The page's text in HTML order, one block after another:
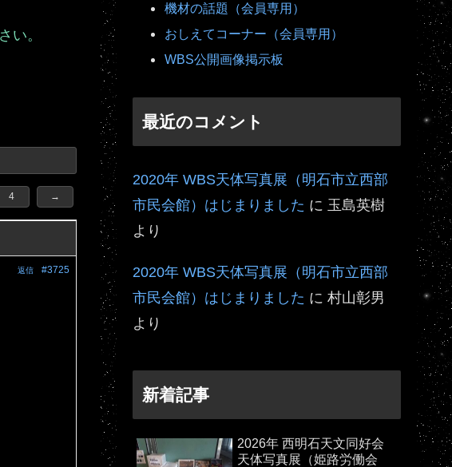
い。
4 →
#3725
返信
機材の話題（会員専用）
おしえてコーナー（会員専用）
WBS公開画像掲示板
最近のコメント
2020年 WBS天体写真展（明石市立西部
市民会館）はじまりました に 玉島英樹
より
2020年 WBS天体写真展（明石市立西部
市民会館）はじまりました に 村山彰男
より
新着記事
2026年 西明石天文同好会
天体写真展（姫路労働会